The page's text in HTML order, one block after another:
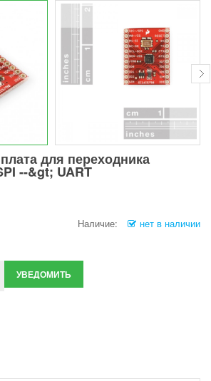
для переходника
--&gt; UART
Наличие: нет в наличии
УВЕДОМИТЬ